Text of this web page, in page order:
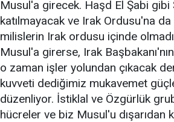
Musul'a girecek. Haşd El Şabi
katılmayacak ve Irak Ordusu'na
milislerin Irak ordusu içinde
Musul'a girerse, Irak
o zaman işler yolundan çıkacak
kuvveti dediğimiz mukavemet
düzenliyor. İstiklal ve Özgürlük
hücreler ve biz Musul'u dışarıdan